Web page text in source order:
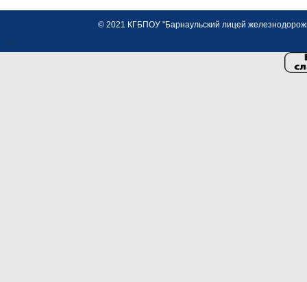
© 2021 КГБПОУ "Барнаульский лицей
<>